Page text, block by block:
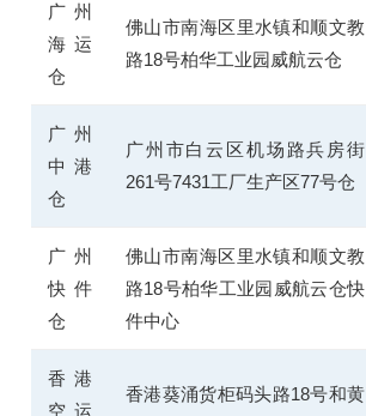
广州
海运
仓
佛山市南海区里水镇和顺文教
路18号柏华工业园威航云仓
广州
中港
仓
广州市白云区机场路兵房街
261号7431工厂生产区77号仓
广州
快件
仓
佛山市南海区里水镇和顺文教
路18号柏华工业园威航云仓快
件中心
香港
空运
香港葵涌货柜码头路18号和黄